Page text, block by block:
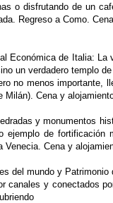
o disfrutando de un
Regreso a Como.
Económica de Italia:
un verdadero templo
no menos importante,
Cena y
y monumentos
ejemplo de fortificación
Cena y
del mundo y Patrimonio
canales y conectados